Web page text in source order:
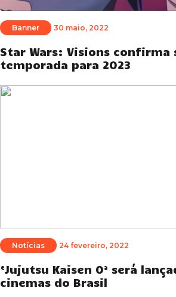
Banner 30 maio, 2022
Star Wars: Visions confirma
temporada para 2023
Notícias 24 fevereiro, 2022
‘Jujutsu Kaisen 0’ será
cinemas do Brasil